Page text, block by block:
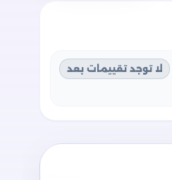
لا توجد تقييمات بعد